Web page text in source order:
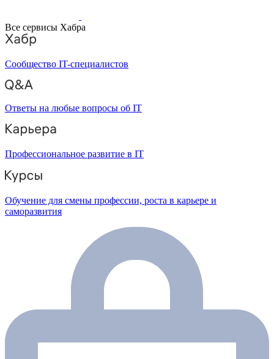
Все сервисы Хабра
Сообщество IT-специалистов
Ответы на любые вопросы об IT
Профессиональное развитие в IT
Обучение для смены профессии, роста в карьере и
саморазвития